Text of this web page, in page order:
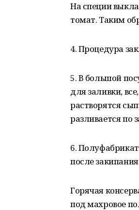
На специи
томат. Таким
4. Процедура
5. В большой
для заливки,
растворятся
разливается по
6.
после
Горячая
под махровое